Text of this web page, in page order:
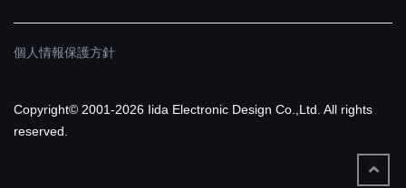
個人情報保護方針
Copyright© 2001-2026 Iida Electronic Design Co.,Ltd. All rights
reserved.